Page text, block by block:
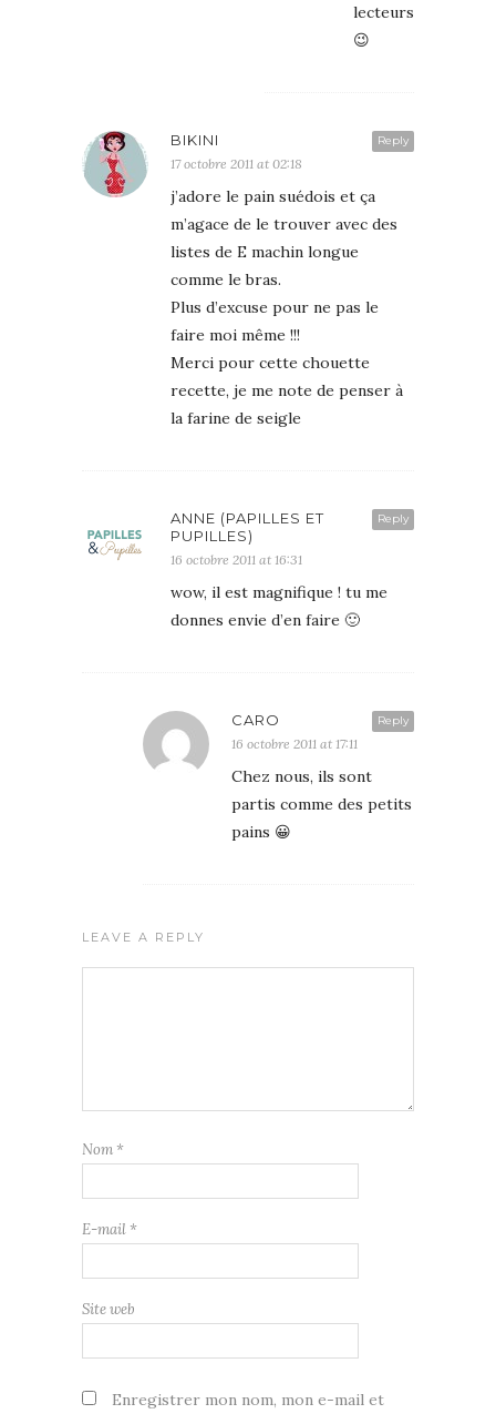
lecteurs
😉
Reply
BIKINI
17 octobre 2011 at 02:18
j’adore le pain suédois et ça
m’agace de le trouver avec des
listes de E machin longue
comme le bras.
Plus d’excuse pour ne pas le
faire moi même !!!
Merci pour cette chouette
recette, je me note de penser à
la farine de seigle
Reply
ANNE (PAPILLES ET
PUPILLES)
16 octobre 2011 at 16:31
wow, il est magnifique ! tu me
donnes envie d’en faire 🙂
Reply
CARO
16 octobre 2011 at 17:11
Chez nous, ils sont
partis comme des petits
pains 😀
LEAVE A REPLY
Nom *
E-mail *
Site web
Enregistrer mon nom, mon e-mail et